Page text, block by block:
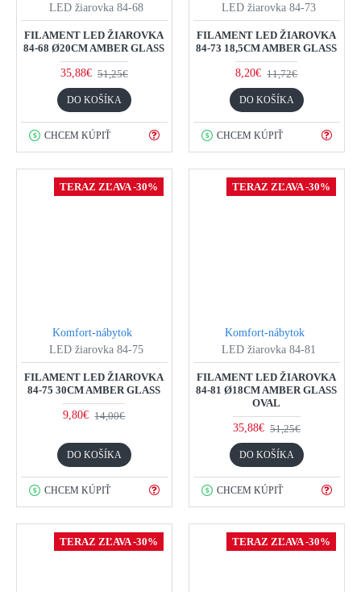
LED žiarovka 84-68
FILAMENT LED ŽIAROVKA
84-68 Ø20CM AMBER GLASS
35,88€ 51,25€
DO KOŠÍKA
CHCEM KÚPIŤ
LED žiarovka 84-73
FILAMENT LED ŽIAROVKA
84-73 18,5CM AMBER GLASS
8,20€ 11,72€
DO KOŠÍKA
CHCEM KÚPIŤ
TERAZ ZĽAVA -30%
Komfort-nábytok
LED žiarovka 84-75
FILAMENT LED ŽIAROVKA
84-75 30CM AMBER GLASS
9,80€ 14,00€
DO KOŠÍKA
CHCEM KÚPIŤ
TERAZ ZĽAVA -30%
Komfort-nábytok
LED žiarovka 84-81
FILAMENT LED ŽIAROVKA
84-81 Ø18CM AMBER GLASS
OVAL
35,88€ 51,25€
DO KOŠÍKA
CHCEM KÚPIŤ
TERAZ ZĽAVA -30% TERAZ ZĽAVA -30%